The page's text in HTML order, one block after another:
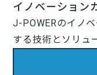
イノベーション
J-POWERのイノ
する技術とソリュ